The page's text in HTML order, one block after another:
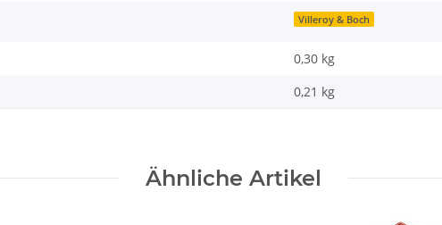
Villeroy & Boch
0,30 kg
0,21 kg
Ähnliche Artikel